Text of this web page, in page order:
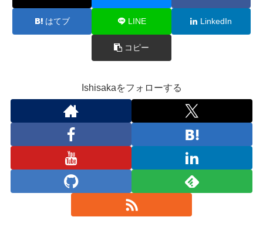
はてブ LINE LinkedIn
コピー
Ishisakaをフォローする